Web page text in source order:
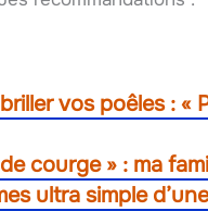
vos poêles : «
courge » : ma
ultra simple